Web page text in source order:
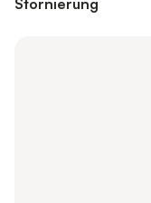
Stornierung